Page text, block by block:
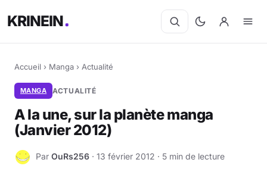
KRINEIN
Accueil › Manga › Actualité
MANGA ACTUALITÉ
A la une, sur la planète manga
(Janvier 2012)
O Par OuRs256 · 13 février 2012 · 5 min de lecture